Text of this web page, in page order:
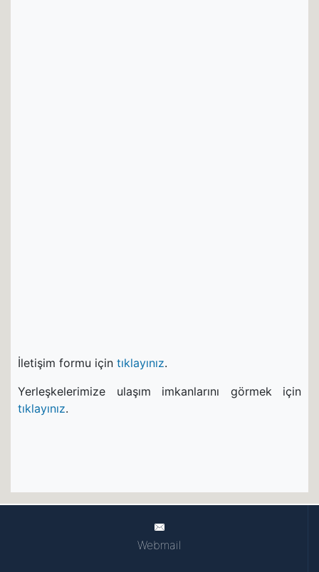
İletişim formu için tıklayınız.
Yerleşkelerimize ulaşım imkanlarını görmek için
tıklayınız.
Webmail